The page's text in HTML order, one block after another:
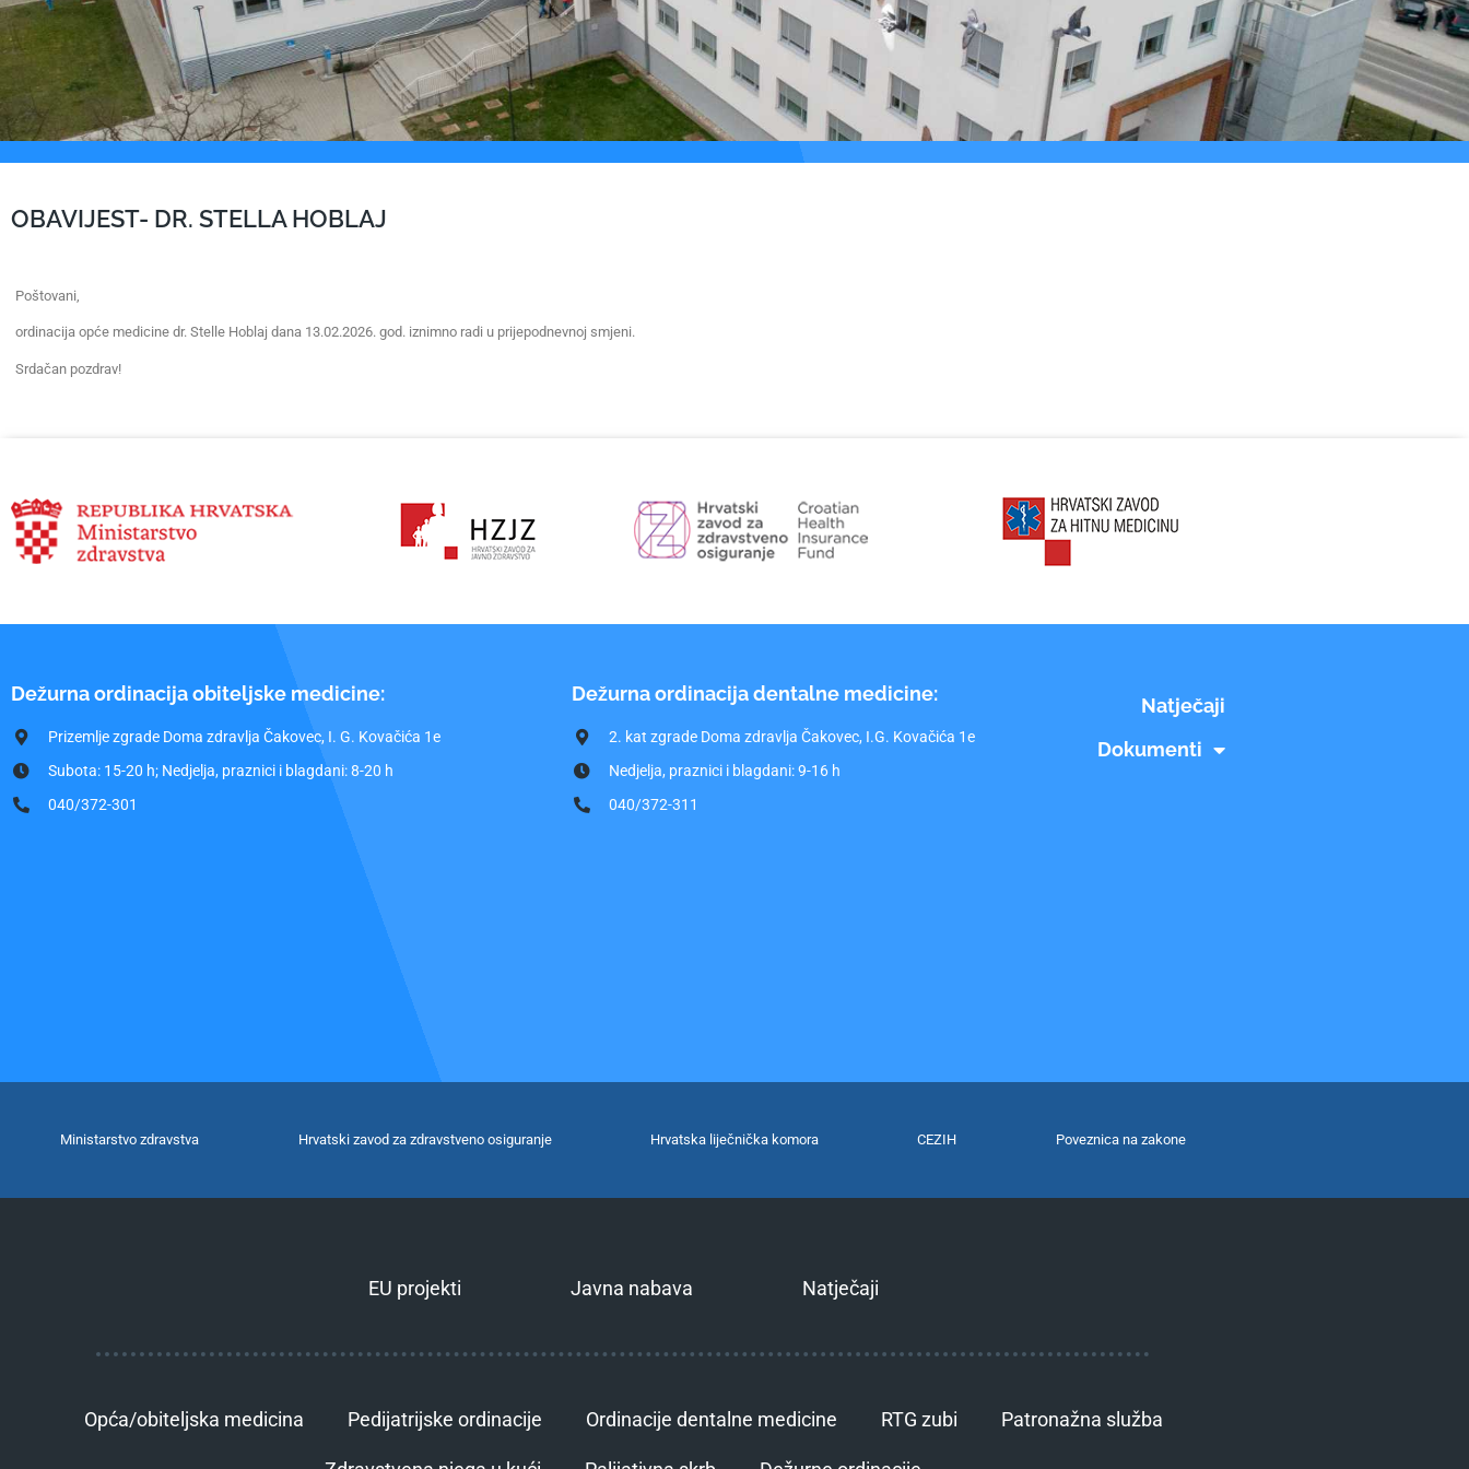
OBAVIJEST- DR. STELLA HOBLAJ
Poštovani,
ordinacija opće medicine dr. Stelle Hoblaj dana 13.02.2026. god. iznimno radi u prijepodnevnoj smjeni.
Srdačan pozdrav!
Dežurna ordinacija obiteljske medicine:
Prizemlje zgrade Doma zdravlja Čakovec, I. G. Kovačića 1e
Subota: 15-20 h; Nedjelja, praznici i blagdani: 8-20 h
040/372-301
Dežurna ordinacija dentalne medicine:
2. kat zgrade Doma zdravlja Čakovec, I.G. Kovačića 1e
Nedjelja, praznici i blagdani: 9-16 h
040/372-311
Natječaji
Dokumenti
Ministarstvo zdravstva Hrvatski zavod za zdravstveno osiguranje Hrvatska liječnička komora CEZIH Poveznica na zakone
EU projekti Javna nabava Natječaji
Opća/obiteljska medicina Pedijatrijske ordinacije Ordinacije dentalne medicine RTG zubi Patronažna služba